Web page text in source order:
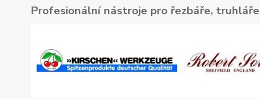
Profesionální nástroje pro řezbáře,